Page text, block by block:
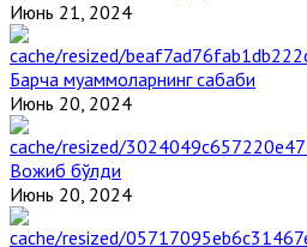
Июнь 21, 2024
Барча муаммоларнинг сабаби
Июнь 20, 2024
Вожиб бўлди
Июнь 20, 2024